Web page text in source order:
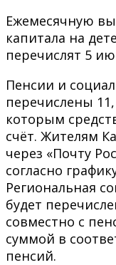
Ежемесячную
капитала на
перечислят 5
Пенсии и
перечислены
которым
счёт. Жителям
через «Почту
согласно
Региональная
будет
совместно с
суммой в
пенсий.